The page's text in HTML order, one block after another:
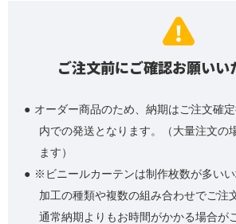
ご注文前にご確認お願いい
オーダー商品のため、納期はご注文確
内での発送となります。（大量注文の
ます）
※ビニールカーテンは制作枚数が多い
加工の種類や複数の組み合わせでご注
通常納期よりもお時間がかかる場合が